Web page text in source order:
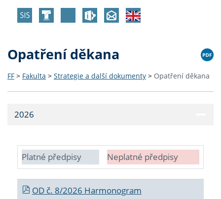
Opatření děkana
FF > Fakulta > Strategie a další dokumenty > Opatření děkana
2026
Platné předpisy Neplatné předpisy
OD č. 8/2026 Harmonogram